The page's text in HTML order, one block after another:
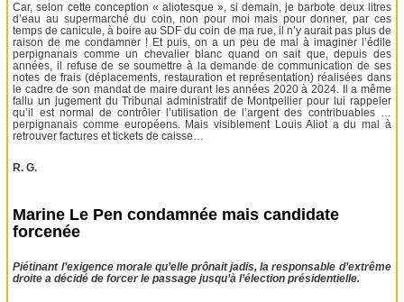
Car, selon cette conception « aliotesque », si demain, je barbote deux litres
d’eau au supermarché du coin, non pour moi mais pour donner, par ces
temps de canicule, à boire au SDF du coin de ma rue, il n’y aurait pas plus de
raison de me condamner ! Et puis, on a un peu de mal à imaginer l’édile
perpignanais comme un chevalier blanc quand on sait que, depuis des
années, il refuse de se soumettre à la demande de communication de ses
notes de frais (déplacements, restauration et représentation) réalisées dans
le cadre de son mandat de maire durant les années 2020 à 2024. Il a même
fallu un jugement du Tribunal administratif de Montpellier pour lui rappeler
qu’il est normal de contrôler l’utilisation de l’argent des contribuables …
perpignanais comme européens. Mais visiblement Louis Aliot a du mal à
retrouver factures et tickets de caisse…
R. G.
Marine Le Pen condamnée mais candidate
forcenée
Piétinant l’exigence morale qu’elle prônait jadis, la responsable d’extrême
droite a décidé de forcer le passage jusqu’à l’élection présidentielle.